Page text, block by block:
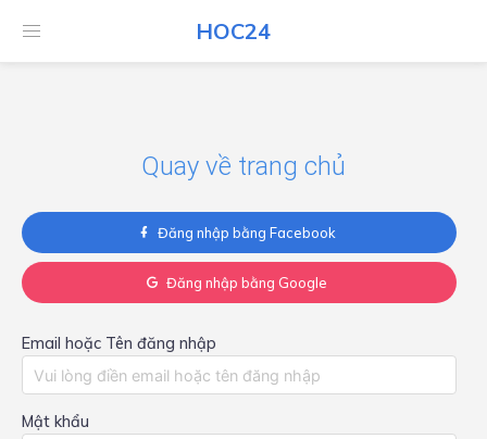
HOC24
HOC24
Quay về trang chủ
Đăng nhập bằng Facebook
Đăng nhập bằng Google
Email hoặc Tên đăng nhập
Mật khẩu